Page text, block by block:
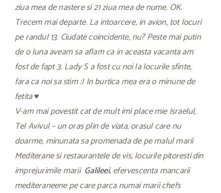
ziua mea de nastere si 21 ziua mea de nume. OK.
Trecem mai departe. La intoarcere, in avion, tot locuri
pe randul 13. Ciudate coincidente, nu? Peste mai putin
de o luna aveam sa aflam ca in aceasta vacanta am
fost de fapt 3. Lady S a fost cu noi la locurile sfinte,
fara ca noi sa stim :) In burtica mea era o minune de
fetita ♥
V-am mai povestit cat de mult imi place mie Israelul,
Tel Avivul – un oras plin de viata, orasul care nu
doarme, minunata sa promenada de pe malul marii
Mediterane si restaurantele de vis, locurile pitoresti din
imprejurimile marii Galileei, efervescenta mancarii
mediteraneene pe care parca numai marii chefs